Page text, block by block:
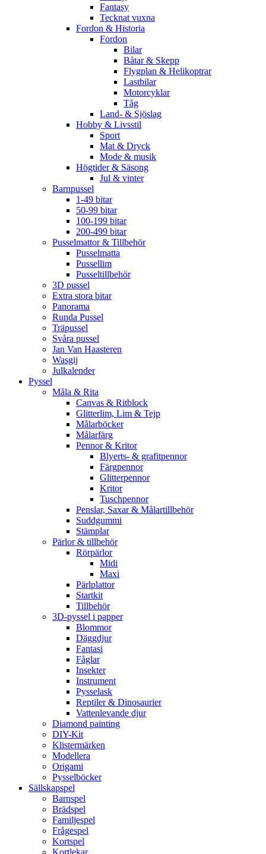
Fantasy
Tecknat vuxna
Fordon & Historia
Fordon
Bilar
Båtar & Skepp
Flygplan & Helikoptrar
Lastbilar
Motorcyklar
Tåg
Land- & Sjöslag
Hobby & Livsstil
Sport
Mat & Dryck
Mode & musik
Högtider & Säsong
Jul & vinter
Barnpussel
1-49 bitar
50-99 bitar
100-199 bitar
200-499 bitar
Pusselmattor & Tillbehör
Pusselmatta
Pussellim
Pusseltillbehör
3D pussel
Extra stora bitar
Panorama
Runda Pussel
Träpussel
Svåra pussel
Jan Van Haasteren
Wasgij
Julkalender
Pyssel
Måla & Rita
Canvas & Ritblock
Glitterlim, Lim & Tejp
Målarböcker
Målarfärg
Pennor & Kritor
Blyerts- & grafitpennor
Färgpennor
Glitterpennor
Kritor
Tuschpennor
Penslar, Saxar & Målartillbehör
Suddgummi
Stämplar
Pärlor & tillbehör
Rörpärlor
Midi
Maxi
Pärlplattor
Startkit
Tillbehör
3D-pyssel i papper
Blommor
Däggdjur
Fantasi
Fåglar
Insekter
Instrument
Pysselask
Reptiler & Dinosaurier
Vattenlevande djur
Diamond painting
DIY-Kit
Klistermärken
Modellera
Origami
Pysselböcker
Sällskapspel
Barnspel
Brädspel
Familjespel
Frågespel
Kortspel
Kortlekar